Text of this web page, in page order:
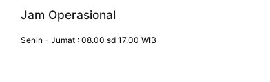
Jam Operasional
Senin - Jumat : 08.00 sd 17.00 WIB